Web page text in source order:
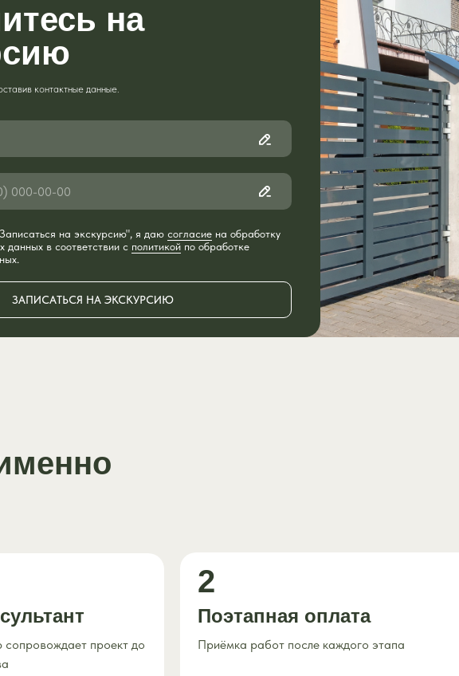
на экскурсию", я даю согласие на обработку
данных в соответствии с политикой по обработке
ЗАПИСАТЬСЯ НА ЭКСКУРСИЮ
на
контактные данные.
проект до
2
Поэтапная оплата
Приёмка работ после каждого этапа